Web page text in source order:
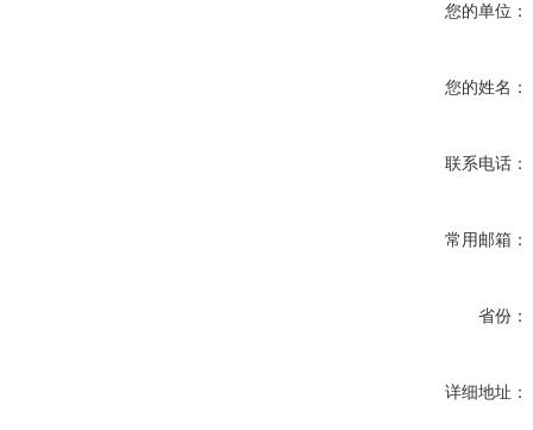
您的单位：
您的姓名：
联系电话：
常用邮箱：
省份：
详细地址：